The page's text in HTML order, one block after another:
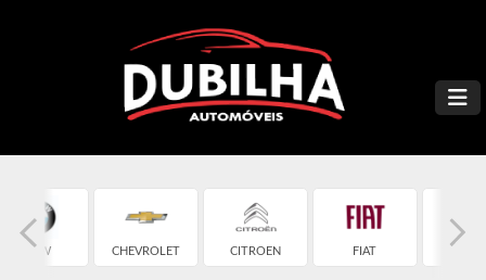
BMW CHEVROLET CITROEN FIAT